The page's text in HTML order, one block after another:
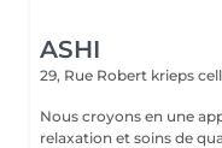
ASHI
29, Rue Robert krieps
Nous croyons en une
relaxation et soins de